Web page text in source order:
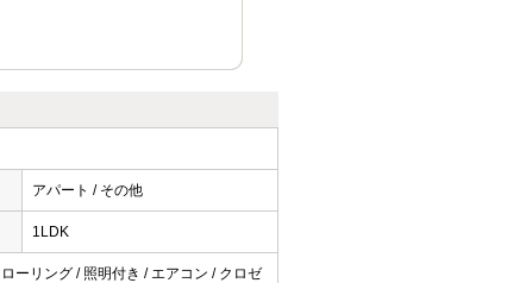
アパート / その他
1LDK
ーリング / 照明付き / エアコン / クロゼ